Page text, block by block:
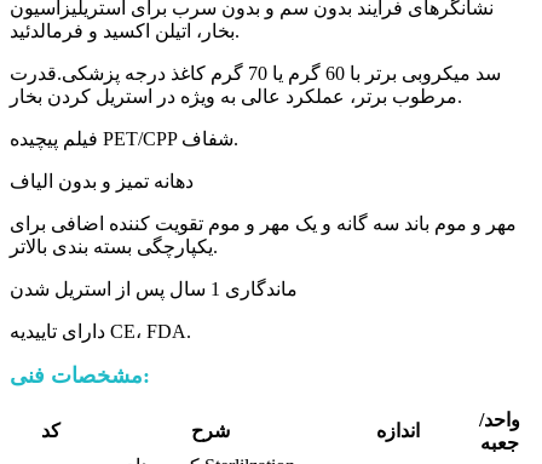
نشانگرهای فرآیند بدون سم و بدون سرب برای استریلیزاسیون
بخار، اتیلن اکسید و فرمالدئید.
سد میکروبی برتر با 60 گرم یا 70 گرم کاغذ درجه پزشکی.قدرت
مرطوب برتر، عملکرد عالی به ویژه در استریل کردن بخار.
فیلم پیچیده PET/CPP شفاف.
دهانه تمیز و بدون الیاف
مهر و موم باند سه گانه و یک مهر و موم تقویت کننده اضافی برای
یکپارچگی بسته بندی بالاتر.
ماندگاری 1 سال پس از استریل شدن
دارای تاییدیه CE، FDA.
مشخصات فنی:
کد شرح اندازه
واحد/
جعبه